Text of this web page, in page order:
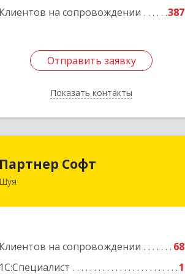
Клиентов на сопровождении 387
Отправить заявку
Показать контакты
Отправить заявку
Назад
Партнер Софт
Шуя
Клиентов на сопровождении
68
1С:Специалист
1
155900, Ивановская обл, Шуйский р-н,